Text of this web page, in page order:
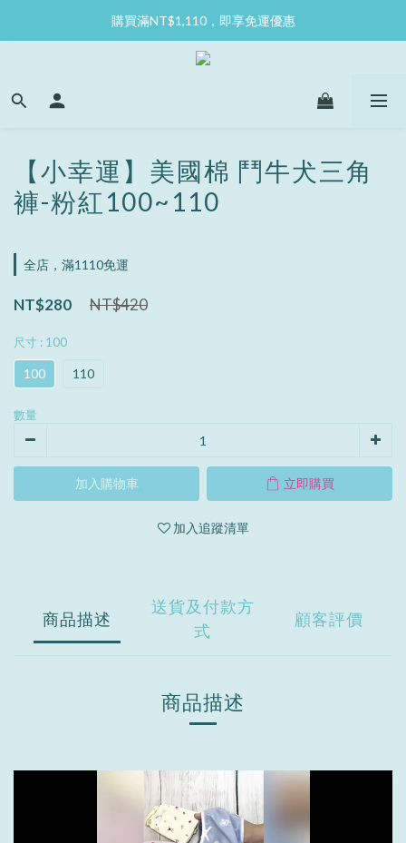
購買滿NT$1,110，即享免運優惠
【小幸運】美國棉 鬥牛犬三角
褲-粉紅100~110
全店，滿1110免運
NT$420
NT$280
尺寸 : 100
100 110
數量
加入購物車 立即購買
加入追蹤清單
商品描述
送貨及付款方
式
顧客評價
商品描述